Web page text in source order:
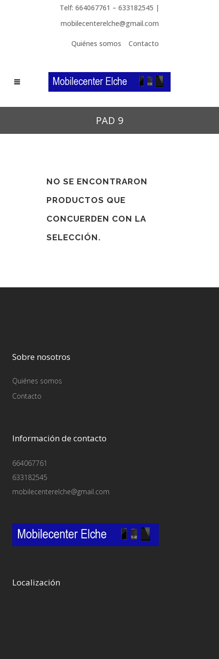
Telf: 664067761 – 633182545 |
mobilecenterelche@gmail.com
Quiénes somos Contacto
PAD 9
NO SE ENCONTRARON
PRODUCTOS QUE
CONCUERDEN CON LA
SELECCIÓN.
Sobre nosotros
Quiénes somos
Contacto
Información de contacto
664067761
633182545
mobilecenterelche@gmail.com
Localización